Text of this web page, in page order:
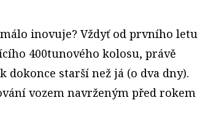
inovuje? Vždyť od prvního letu
400tunového kolosu, právě
dokonce starší než já (o dva dny).
vozem navrženým před rokem